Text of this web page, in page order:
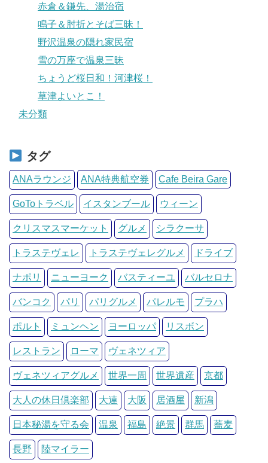
赤倉＆鎌先、湯治宿
鳴子＆肘折とそば三昧！
野沢温泉の隠れ家民宿
雪の万座で温泉三昧
ちょうど桜日和！河津桜！
草津よいとこ！
未分類
タグ
ANAラウンジ ANA特典航空券 Cafe Beira Gare
GoToトラベル イスタンブール ウィーン
クリスマスマーケット グルメ シラクーサ
トラステヴェレ トラステヴェレグルメ ドライブ
ナポリ ニューヨーク バスティーユ バルセロナ
バンコク パリ パリグルメ パレルモ プラハ
ポルト ミュンヘン ヨーロッパ リスボン
レストラン ローマ ヴェネツィア
ヴェネツィアグルメ 世界一周 世界遺産 京都
大人の休日倶楽部 大連 大阪 居酒屋 新潟
日本秘湯を守る会 温泉 福島 絶景 群馬 蕎麦
長野 陸マイラー